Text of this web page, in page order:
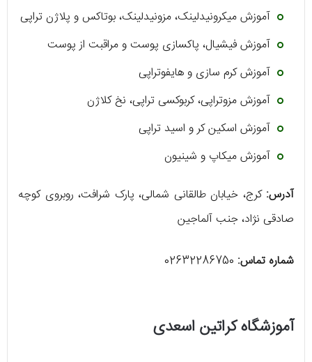
آموزش میکرونیدلینک، مزونیدلینک، بوتاکس و پلاژن تراپی
آموزش فیشیال، پاکسازی پوست و مراقبت از پوست
آموزش کرم سازی و هایفوتراپی
آموزش مزوتراپی، کربوکسی تراپی، نخ کلاژن
آموزش اسکین کر و اسید تراپی
آموزش میکاپ و شینیون
آدرس:کرج، خیابان طالقانی شمالی، پارک شرافت، روبروی کوچه
صادقی نژاد، جنب آلماجین
شماره تماس: 02632286750
آموزشگاه کراتین اسعدی